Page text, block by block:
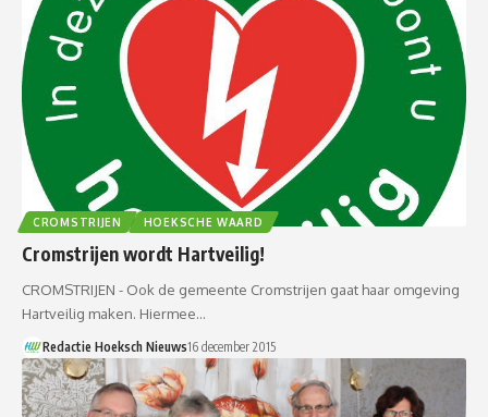
CROMSTRIJEN HOEKSCHE WAARD
Cromstrijen wordt Hartveilig!
CROMSTRIJEN - Ook de gemeente Cromstrijen gaat haar omgeving
Hartveilig maken. Hiermee…
Redactie Hoeksch Nieuws16 december 2015